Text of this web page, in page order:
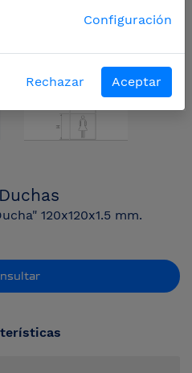
120x120x1.5 mm.
Configuración
Rechazar Aceptar